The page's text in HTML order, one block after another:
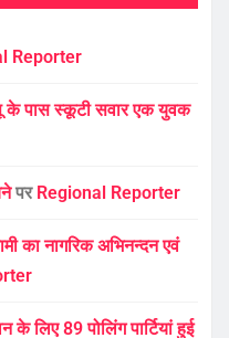
Reporter
के पास स्कूटी सवार एक युवक
पर Regional Reporter
का नागरिक अभिनन्दन एवं
लिए 89 पोलिंग पार्टियां हुई